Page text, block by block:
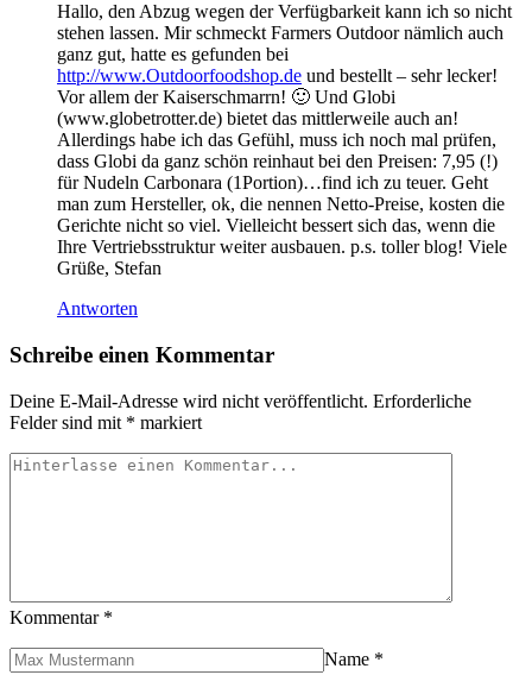
Hallo, den Abzug wegen der Verfügbarkeit kann ich so nicht
stehen lassen. Mir schmeckt Farmers Outdoor nämlich auch
ganz gut, hatte es gefunden bei
http://www.Outdoorfoodshop.de und bestellt – sehr lecker!
Vor allem der Kaiserschmarrn! 🙂 Und Globi
(www.globetrotter.de) bietet das mittlerweile auch an!
Allerdings habe ich das Gefühl, muss ich noch mal prüfen,
dass Globi da ganz schön reinhaut bei den Preisen: 7,95 (!)
für Nudeln Carbonara (1Portion)…find ich zu teuer. Geht
man zum Hersteller, ok, die nennen Netto-Preise, kosten die
Gerichte nicht so viel. Vielleicht bessert sich das, wenn die
Ihre Vertriebsstruktur weiter ausbauen. p.s. toller blog! Viele
Grüße, Stefan
Antworten
Schreibe einen Kommentar
Deine E-Mail-Adresse wird nicht veröffentlicht. Erforderliche
Felder sind mit * markiert
Kommentar *
Name *